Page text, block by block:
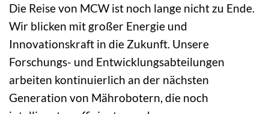
Die Reise von MCW ist noch lange nicht zu Ende.
Wir blicken mit großer Energie und
Innovationskraft in die Zukunft. Unsere
Forschungs- und Entwicklungsabteilungen
arbeiten kontinuierlich an der nächsten
Generation von Mährobotern, die noch